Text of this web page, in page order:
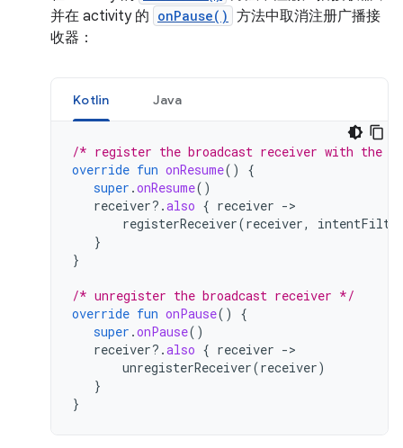
并在 activity 的 onPause() 方法中取消注册广播接
收器：
Kotlin Java
/* register the broadcast receiver with the
override fun onResume()
{
super .onResume()
receiver?.also { receiver -
registerReceiver(receiver,
}
}
/* unregister the broadcast receiver */
override fun onPause()
{
super .onPause()
receiver?.also { receiver -
unregisterReceiver(receiver)
}
}